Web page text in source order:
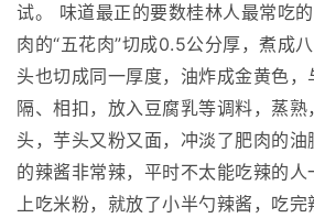
试。 味道最正的要数桂林人最常吃
肉的“五花肉”切成0.5公分厚，煮成
头也切成同一厚度，油炸成金黄色，
隔、相扣，放入豆腐乳等调料，蒸
头，芋头又粉又面，冲淡了肥肉的油
的辣酱非常辣，平时不太能吃辣的
上吃米粉，就放了小半勺辣酱，吃完